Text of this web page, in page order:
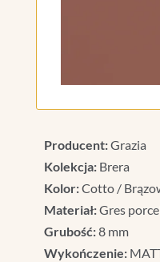
Producent:Grazia
Kolekcja:Brera
Kolor:Cotto /
Materiał:Gres
Grubość:8 mm
Wykończenie: